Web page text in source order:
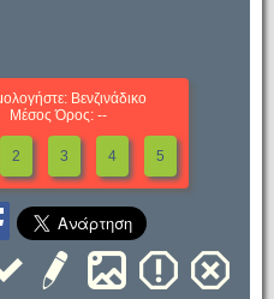
Βενζινάδικο
Μέσος Όρος: --
2 3 4 5